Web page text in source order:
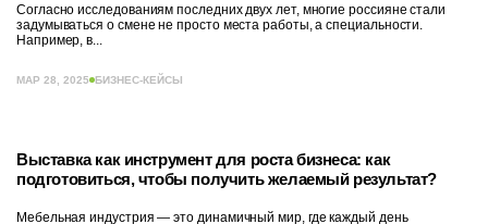
Согласно исследованиям последних двух лет, многие россияне стали
задумываться о смене не просто места работы, а специальности.
Например, в...
МАР 28, 2025 БИЗНЕС-КЕЙСЫ
Выставка как инструмент для роста бизнеса: как
подготовиться, чтобы получить желаемый результат?
Мебельная индустрия — это динамичный мир, где каждый день